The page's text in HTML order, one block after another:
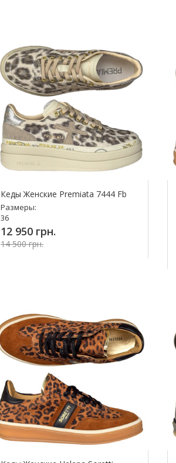
Кеды Женские Premiata 7444 Fb
Размеры:
36
12 950 грн.
14 500 грн.